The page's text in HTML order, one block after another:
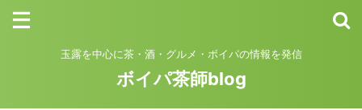
玉露を中心に茶・酒・グルメ・ボイパの情報を発信
ボイパ茶師blog